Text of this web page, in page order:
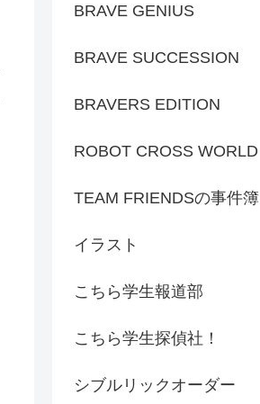
BRAVE GENIUS
BRAVE SUCCESSION
BRAVERS EDITION
ROBOT CROSS WORLD
TEAM FRIENDSの事件簿
イラスト
こちら学生報道部
こちら学生探偵社！
シブルリックオーダー